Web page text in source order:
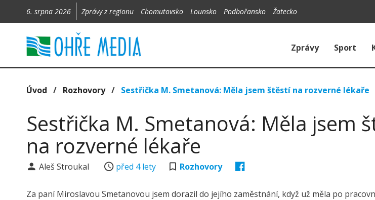
6. srpna 2026 Zprávy z regionu Chomutovsko Lounsko Podbořansko Žatecko
Zprávy Sport
Úvod / Rozhovory/ Sestřička M. Smetanová: Měla jsem štěstí na rozverné lékaře
Sestřička M. Smetanová: Měla jsem
na rozverné lékaře
Aleš Stroukal před 4 lety Rozhovory
Za paní Miroslavou Smetanovou jsem dorazil do jejího zaměstnání, když už měla po